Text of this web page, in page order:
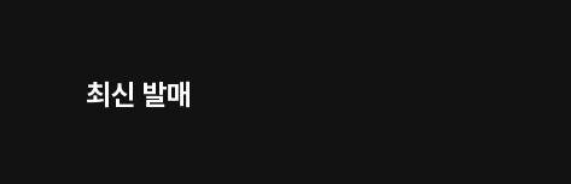
최신 발매